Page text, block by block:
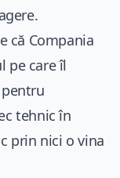
că Compania
pe care îl
tehnic în
prin nici o vina